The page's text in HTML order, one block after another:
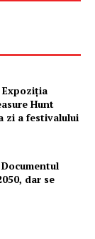
Expoziţia
Hunt
zi a festivalului
dar se